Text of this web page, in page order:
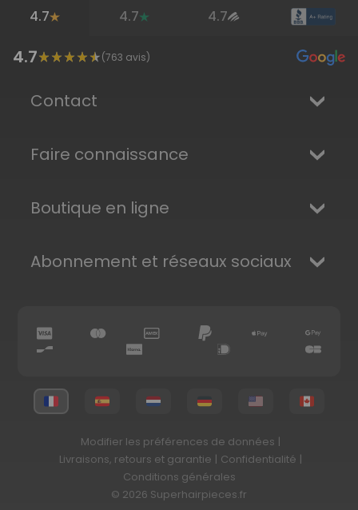
4.7 4.7 4.7
4.7 (763 avis)
Contact
Faire connaissance
Boutique en ligne
Abonnement et réseaux sociaux
© 2026 Superhairpieces.fr
Modifier les préférences de données |
Livraisons, retours et garantie | Confidentialité |
Conditions générales